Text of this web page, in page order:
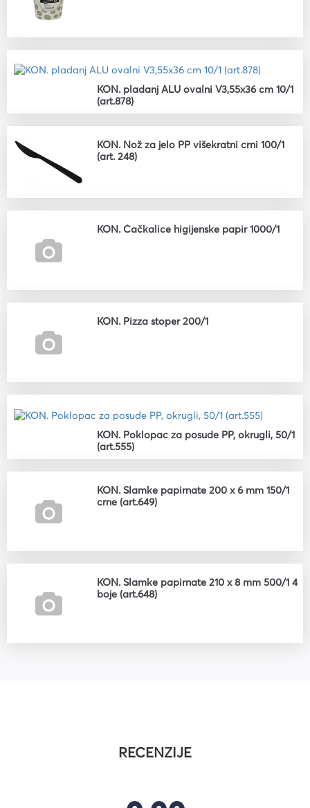
KON. pladanj ALU ovalni V3,55x36 cm 10/1
(art.878)
KON. Nož za jelo PP višekratni crni 100/1
(art. 248)
KON. Čačkalice higijenske papir 1000/1
KON. Pizza stoper 200/1
KON. Poklopac za posude PP, okrugli, 50/1
(art.555)
KON. Slamke papirnate 200 x 6 mm 150/1
crne (art.649)
KON. Slamke papirnate 210 x 8 mm 500/1 4
boje (art.648)
RECENZIJE